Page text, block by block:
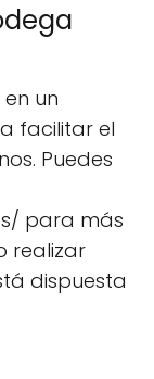
un
facilitar el
Puedes
para más
realizar
dispuesta